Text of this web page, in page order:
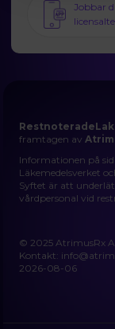
Jobbar
framtagen av
Informationen på
Läkemedelsverket
Syftet är att
vårdpersonal vid
© 2025 AtrimusRx
Kontakt:
2026-08-06